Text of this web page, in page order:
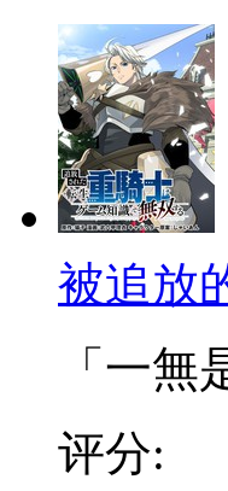
被追放
「一
评分: